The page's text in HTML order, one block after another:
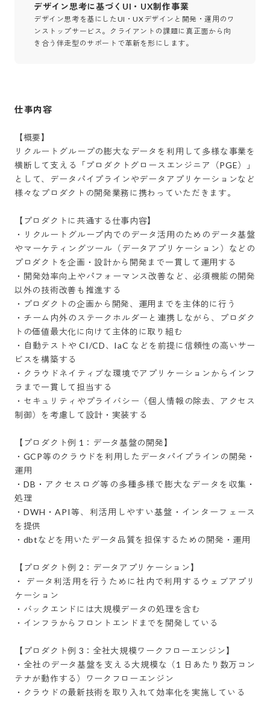
デザイン思考に基づくUI・UX制作事業
デザイン思考を基にしたUI・UXデザインと開発・運用のワ
ンストップサービス。クライアントの課題に真正面から向
き合う伴走型のサポートで革新を形にします。
仕事内容
【概要】
リクルートグループの膨大なデータを利用して多様な事業を
横断して支える「プロダクトグロースエンジニア（PGE）」
として、データパイプラインやデータアプリケーションなど
様々なプロダクトの開発業務に携わっていただきます。
【プロダクトに共通する仕事内容】
・リクルートグループ内でのデータ活用のためのデータ基盤
やマーケティングツール（データアプリケーション）などの
プロダクトを企画・設計から開発まで一貫して運用する
・開発効率向上やパフォーマンス改善など、必須機能の開発
以外の技術改善も推進する
・プロダクトの企画から開発、運用までを主体的に行う
・チーム内外のステークホルダーと連携しながら、プロダク
トの価値最大化に向けて主体的に取り組む
・自動テストや CI/CD、IaC などを前提に信頼性の高いサー
ビスを構築する
・クラウドネイティブな環境でアプリケーションからインフ
ラまで一貫して担当する
・セキュリティやプライバシー（個人情報の除去、アクセス
制御）を考慮して設計・実装する
【プロダクト例 1：データ基盤の開発】
・GCP等のクラウドを利用したデータパイプラインの開発・
運用
・DB・アクセスログ等の多種多様で膨大なデータを収集・
処理
・DWH・API等、利活用しやすい基盤・インターフェース
を提供
・dbtなどを用いたデータ品質を担保するための開発・運用
【プロダクト例 2：データアプリケーション】
・ データ利活用を行うために社内で利用するウェブアプリ
ケーション
・バックエンドには大規模データの処理を含む
・インフラからフロントエンドまでを開発している
【プロダクト例 3：全社大規模ワークフローエンジン】
・全社のデータ基盤を支える大規模な（1 日あたり数万コン
テナが動作する）ワークフローエンジン
・クラウドの最新技術を取り入れて効率化を実施している